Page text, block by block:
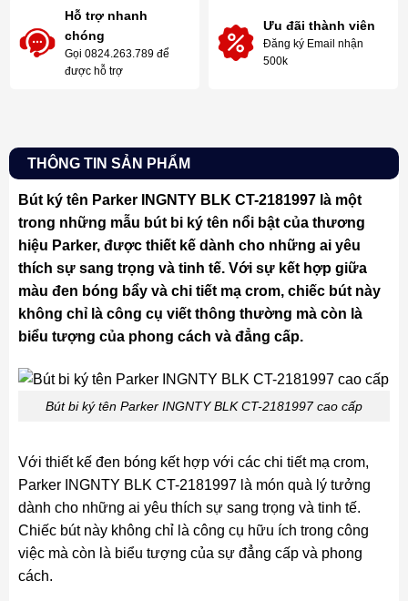
Hỗ trợ nhanh
chóng
Gọi 0824.263.789 để
được hỗ trợ
Ưu đãi thành viên
Đăng ký Email nhận
500k
THÔNG TIN SẢN PHẨM
Bút ký tên Parker INGNTY BLK CT-2181997 là một
trong những mẫu bút bi ký tên nổi bật của thương
hiệu Parker, được thiết kế dành cho những ai yêu
thích sự sang trọng và tinh tế. Với sự kết hợp giữa
màu đen bóng bẩy và chi tiết mạ crom, chiếc bút này
không chỉ là công cụ viết thông thường mà còn là
biểu tượng của phong cách và đẳng cấp.
Bút bi ký tên Parker INGNTY BLK CT-2181997 cao cấp
Với thiết kế đen bóng kết hợp với các chi tiết mạ crom,
Parker INGNTY BLK CT-2181997 là món quà lý tưởng
dành cho những ai yêu thích sự sang trọng và tinh tế.
Chiếc bút này không chỉ là công cụ hữu ích trong công
việc mà còn là biểu tượng của sự đẳng cấp và phong
cách.